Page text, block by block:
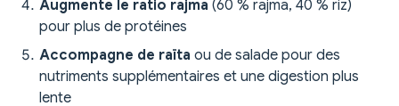
Augmente le ratio rajma (60 % rajma, 40 % riz)
pour plus de protéines
Accompagne de raïta ou de salade pour des
nutriments supplémentaires et une digestion plus
lente